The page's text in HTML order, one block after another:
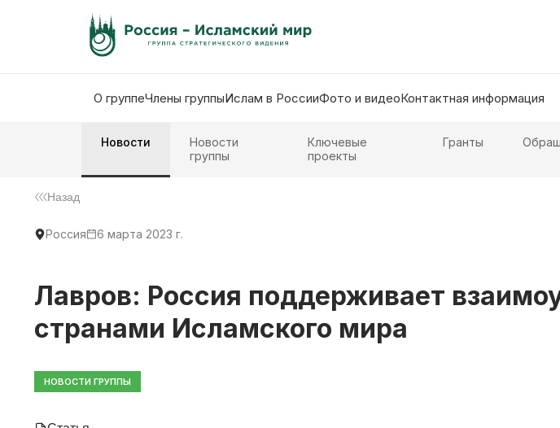
О группеЧлены группыИслам в РоссииФото и видеоКонтактная информация
Новости
Новости
группы
Ключевые
проекты
Гранты
Назад
Россия 6 марта 2023 г.
Лавров: Россия поддерживает
странами Исламского мира
НОВОСТИ ГРУППЫ